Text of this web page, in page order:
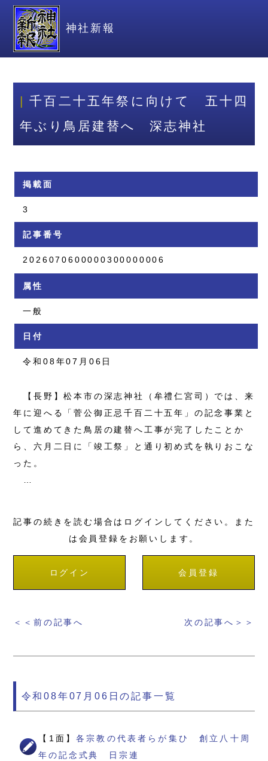
神社新報
千百二十五年祭に向けて 五十四
年ぶり鳥居建替へ 深志神社
掲載面
3
記事番号
2026070600000300000006
属性
一般
日付
令和08年07月06日
【長野】松本市の深志神社（牟禮仁宮司）では、来
年に迎へる「菅公御正忌千百二十五年」の記念事業と
して進めてきた鳥居の建替へ工事が完了したことか
ら、六月二日に「竣工祭」と通り初め式を執りおこな
った。
記事の続きを読む場合はログインしてください。また
は会員登録をお願いします。
ログイン 会員登録
＜＜前の記事へ 次の記事へ＞＞
令和08年07月06日の記事一覧
【1面】各宗教の代表者らが集ひ 創立八十周
年の記念式典 日宗連